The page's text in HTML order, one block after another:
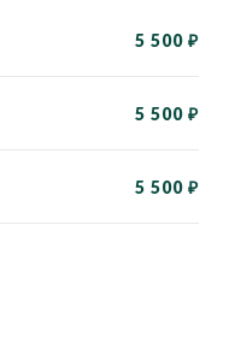
5 500 ₽
5 500 ₽
5 500 ₽